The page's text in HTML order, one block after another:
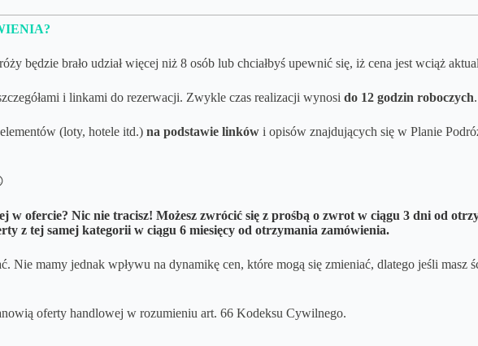
będzie brało udział więcej niż 8 osób lub chciałbyś upewnić się, iż cena jest wciąż
i linkami do rezerwacji. Zwykle czas realizacji wynosi do 12 godzin roboczych.
(loty, hotele itd.) na podstawie linków i opisów znajdujących się w Planie
w ofercie? Nic nie tracisz! Możesz zwrócić się z prośbą o zwrot w ciągu 3 dni od
z tej samej kategorii w ciągu 6 miesięcy od otrzymania zamówienia.
Nie mamy jednak wpływu na dynamikę cen, które mogą się zmieniać, dlatego jeśli
oferty handlowej w rozumieniu art. 66 Kodeksu Cywilnego.